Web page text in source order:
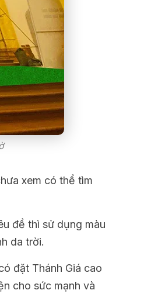
xem có thể tìm
đề thì sử dụng màu
da trời.
đặt Thánh Giá cao
cho sức mạnh và